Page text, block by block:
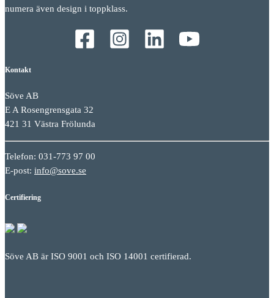
numera även design i toppklass.
Kontakt
Söve AB
E A Rosengrensgata 32
421 31 Västra Frölunda
Telefon: 031-773 97 00
E-post: info@sove.se
Certifiering
Söve AB är ISO 9001 och ISO 14001 certifierad.